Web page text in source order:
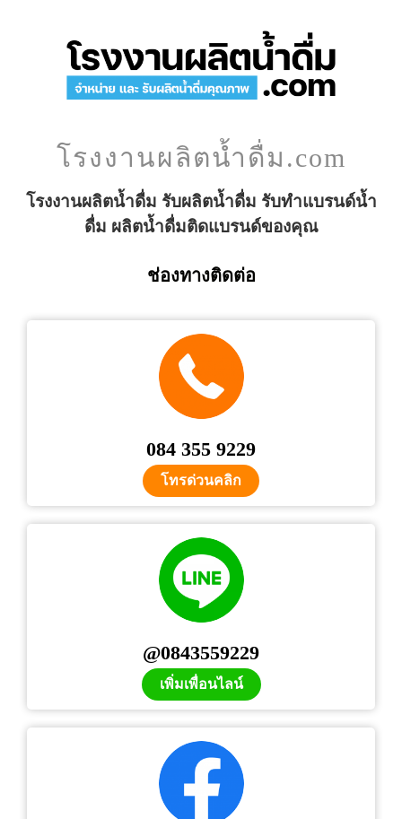
โรงงานผลิตน้ำดื่ม.com
โรงงานผลิตน้ำดื่ม รับผลิตน้ำดื่ม รับทำแบรนด์น้ำ
ดื่ม ผลิตน้ำดื่มติดแบรนด์ของคุณ
ช่องทางติดต่อ
084 355 9229
โทรด่วนคลิก
@0843559229
เพิ่มเพื่อนไลน์